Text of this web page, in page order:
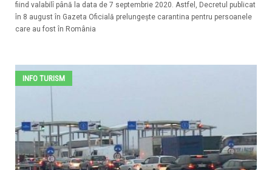
fiind valabilî până la data de 7 septembrie 2020. Astfel, Decretul publicat
în 8 august în Gazeta Oficială prelungeşte carantina pentru persoanele
care au fost în România
INFO TURISM